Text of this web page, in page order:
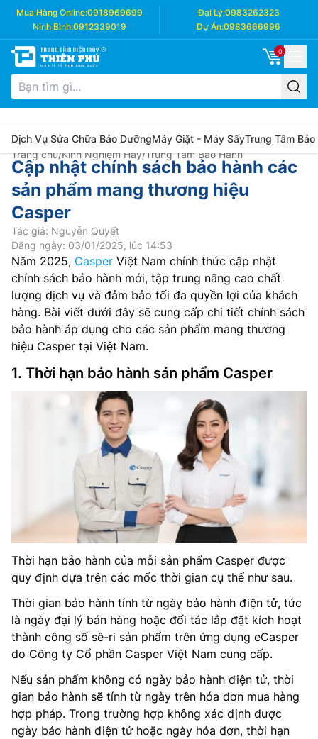
Mua Hàng Online:0918969699 Đại Lý:0983262323
Ninh Bình:0912339019 Dự Án:0983666996
0
Dịch Vụ Sửa Chữa Bảo DưỡngMáy Giặt - Máy SấyTrung Tâm Bảo
Trang chủ/Kinh Nghiệm Hay/Trung Tâm Bảo Hành
Cập nhật chính sách bảo hành các
sản phẩm mang thương hiệu
Casper
Tác giả: Nguyễn Quyết
Đăng ngày: 03/01/2025, lúc 14:53
Năm 2025, Casper Việt Nam chính thức cập nhật
chính sách bảo hành mới, tập trung nâng cao chất
lượng dịch vụ và đảm bảo tối đa quyền lợi của khách
hàng. Bài viết dưới đây sẽ cung cấp chi tiết chính sách
bảo hành áp dụng cho các sản phẩm mang thương
hiệu Casper tại Việt Nam.
1. Thời hạn bảo hành sản phẩm Casper
Thời hạn bảo hành của mỗi sản phẩm Casper được
quy định dựa trên các mốc thời gian cụ thể như sau.
Thời gian bảo hành tính từ ngày bảo hành điện tử, tức
là ngày đại lý bán hàng hoặc đối tác lắp đặt kích hoạt
thành công số sê-ri sản phẩm trên ứng dụng eCasper
do Công ty Cổ phần Casper Việt Nam cung cấp.
Nếu sản phẩm không có ngày bảo hành điện tử, thời
gian bảo hành sẽ tính từ ngày trên hóa đơn mua hàng
hợp pháp. Trong trường hợp không xác định được
ngày bảo hành điện tử hoặc ngày hóa đơn, thời hạn